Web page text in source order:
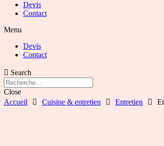
Devis
Contact
Menu
Devis
Contact
Search
Close
Accueil
Cuisine & entretien Entretien